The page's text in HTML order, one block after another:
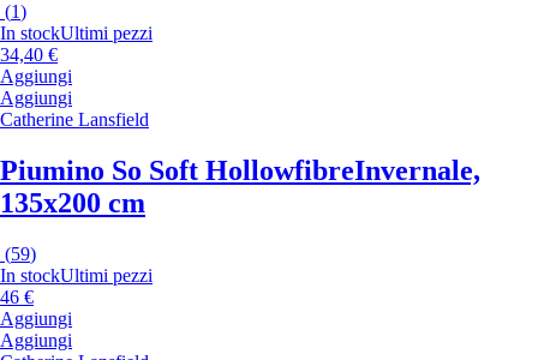
(1)
In stockUltimi pezzi
34,40 €
Aggiungi
Aggiungi
Catherine Lansfield
Piumino So Soft HollowfibreInvernale,
135x200 cm
(59)
In stockUltimi pezzi
46 €
Aggiungi
Aggiungi